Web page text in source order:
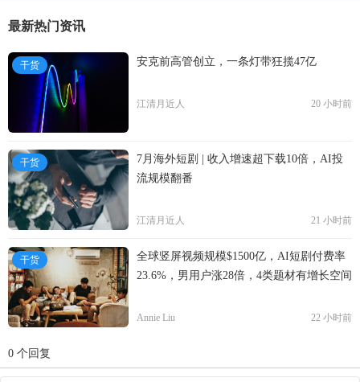
最新热门资讯
干货 安克前高管创立，一条灯带狂揽47亿
江清月近人 20 小时前
干货
7月海外短剧 | 收入增速超下载10倍，AI投
流规模翻番
江清月近人 21 小时前
干货
全球竖屏视频规模$1500亿，AI短剧付费率
23.6%，男用户涨28倍，4类题材有增长空间
Annie Liu 22 小时前
0 个回复